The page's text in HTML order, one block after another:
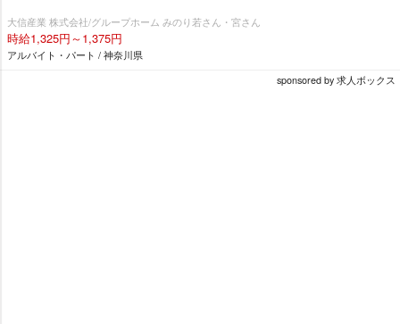
大信産業 株式会社/グループホーム みのり若さん・宮さん
時給1,325円～1,375円
アルバイト・パート / 神奈川県
sponsored by 求人ボックス